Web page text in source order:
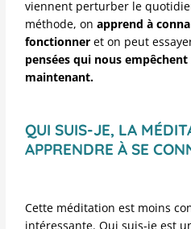
viennent perturber le
méthode, onapprend à
fonctionner et on peut
pensées qui nous empêchent
maintenant.
QUI SUIS-JE, LA
APPRENDRE À SE
Cette méditation est moins
intéressante. Qui suis-je est